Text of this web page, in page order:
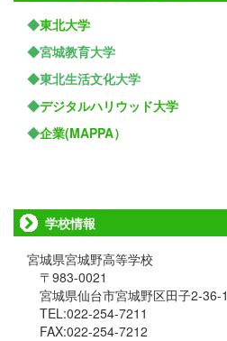
◆東北大学
◆宮城教育大学
◆東北生活文化大学
◆デジタルハリウッド大学
◆企業(MAPPA）
学校情報
宮城県宮城野高等学校
〒983-0021
宮城県仙台市宮城野区田子2-36-1
TEL:022-254-7211
FAX:022-254-7212